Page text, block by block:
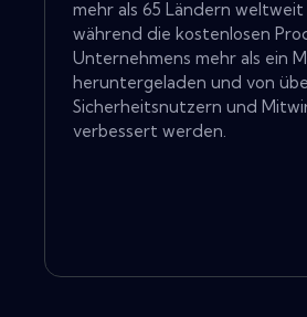
mehr als 65 Ländern
während die kostenlosen
Unternehmens mehr als ein
heruntergeladen und von
Sicherheitsnutzern und
verbessert werden.